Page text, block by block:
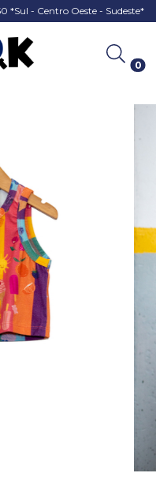
*Sul - Centro Oeste - Sudeste*
0